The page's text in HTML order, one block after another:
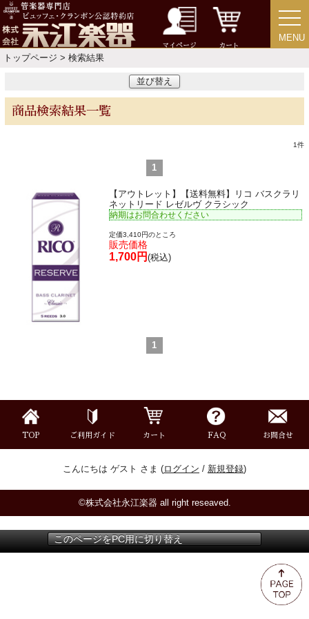
マイページ カート
MENU
MENU
トップページ > 検索結果
並び替え
商品検索結果一覧
1件
1
【アウトレット】【送料無料】リコ バスクラリ
ネットリード レゼルヴ クラシック
納期はお問合わせください
定価3,410円のところ
販売価格
1,700円 (税込)
1
TOP ご利用ガイド カート FAQ お問合せ
こんにちは ゲスト さま (ログイン / 新規登録)
©株式会社永江楽器 all right reseaved.
チューバ
マウスピース＆ポーチ
リガチャー＆キャップ
ストラップ
ミュート
楽器スタンド
お手入れ用品・パーツ
このページをPC用に切り替え